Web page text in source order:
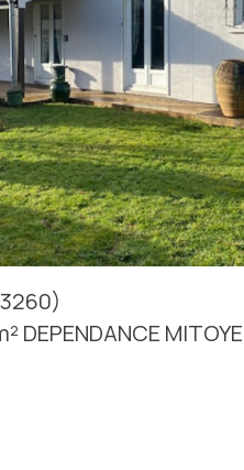
voir le
bien
DEPENDANCE